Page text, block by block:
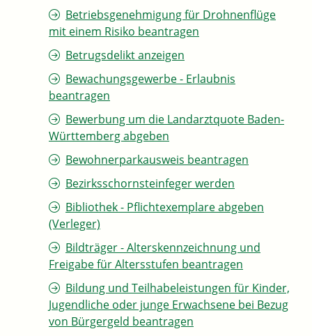
Betriebsgenehmigung für Drohnenflüge
mit einem Risiko beantragen
Betrugsdelikt anzeigen
Bewachungsgewerbe - Erlaubnis
beantragen
Bewerbung um die Landarztquote Baden-
Württemberg abgeben
Bewohnerparkausweis beantragen
Bezirksschornsteinfeger werden
Bibliothek - Pflichtexemplare abgeben
(Verleger)
Bildträger - Alterskennzeichnung und
Freigabe für Altersstufen beantragen
Bildung und Teilhabeleistungen für Kinder,
Jugendliche oder junge Erwachsene bei Bezug
von Bürgergeld beantragen